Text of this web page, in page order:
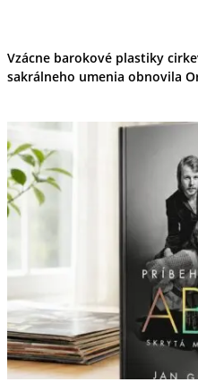
Vzácne barokové plastiky
sakrálneho umenia obnovila